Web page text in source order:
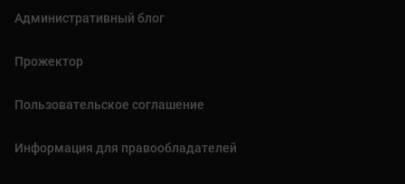
Административный блог
Прожектор
Пользовательское соглашение
Информация для правообладателей